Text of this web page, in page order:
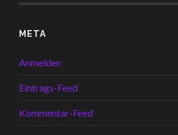
META
Anmelden
Eintrags-Feed
Kommentar-Feed